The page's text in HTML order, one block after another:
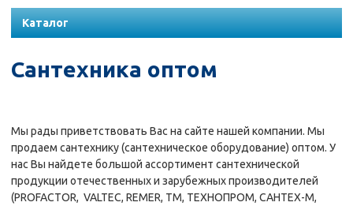
Каталог
Сантехника оптом
Мы рады приветствовать Вас на сайте нашей компании. Мы
продаем сантехнику (сантехническое оборудование) оптом. У
нас Вы найдете большой ассортимент сантехнической
продукции отечественных и зарубежных производителей
(PROFACTOR, VALTEC, REMER, TM, ТЕХНОПРОМ, САНТЕХ-М,